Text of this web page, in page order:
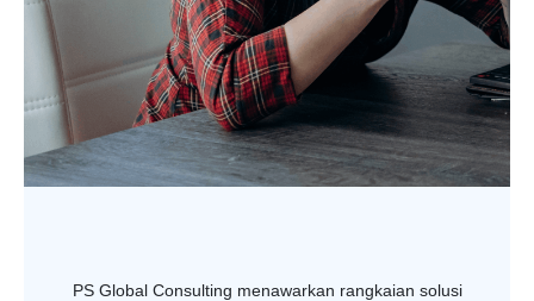
PS Global Consulting menawarkan rangkaian solusi